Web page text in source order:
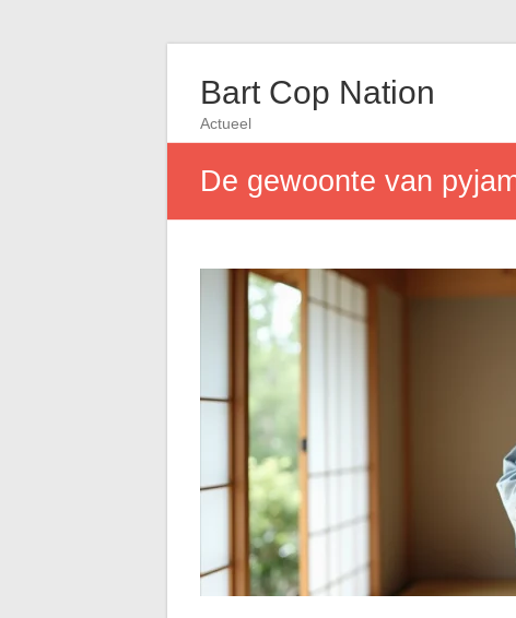
Bart Cop Nation
Actueel
De gewoonte van